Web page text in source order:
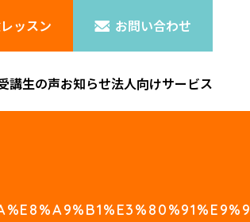
ッスン お問い合わせ
講生の声お知らせ法人向けサービス